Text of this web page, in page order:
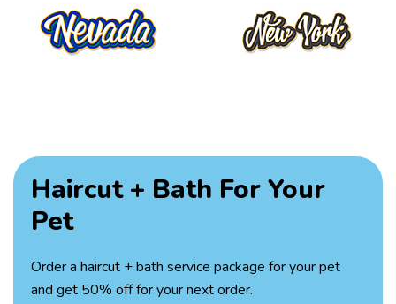
Haircut + Bath For Your
Pet
Order a haircut + bath service package for your pet
and get 50% off for your next order.